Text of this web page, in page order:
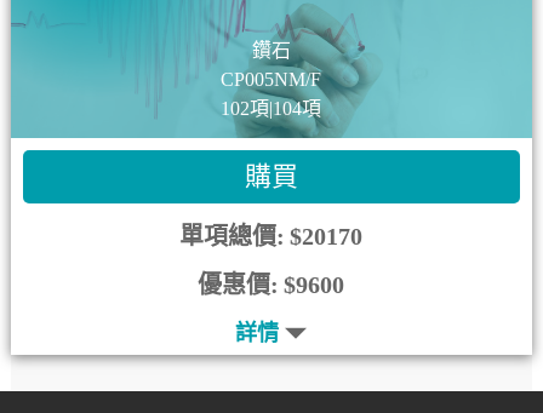
鑽石
CP005NM/F
102項|104項
購買
單項總價: $20170
優惠價: $9600
詳情